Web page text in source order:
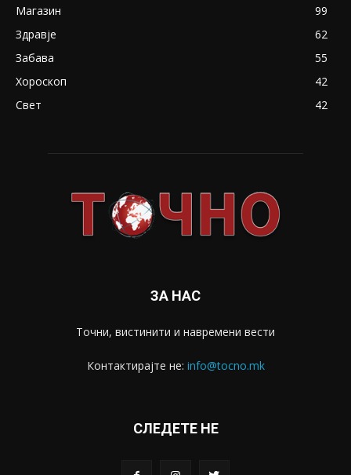
Магазин
99
Здравје
62
Забава
55
Хороскоп
42
Свет
42
ЗА НАС
Точни, вистинити и навремени вести
Контактирајте не: info@tocno.mk
СЛЕДЕТЕ НЕ